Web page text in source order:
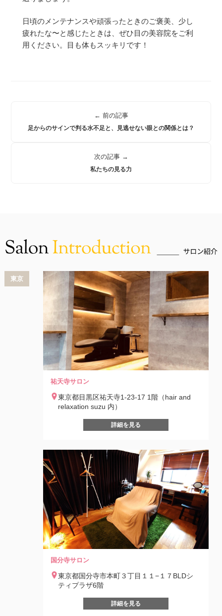
日頃のメンテナンスや頑張ったときのご褒美、少し
疲れたな〜と感じたときは、ぜひ目の美容院をご利
用ください。目も体もスッキリです！
← 前の記事
足からのサインで判る水不足と、見逃せない眼との関係とは？
次の記事 →
私たちの見る力
東京
祐天寺サロン
東京都目黒区祐天寺1-23-17 1階（hair and
relaxation suzu 内）
詳細を見る
国分寺サロン
東京都国分寺市本町３丁目１１−１７BLDシ
ティプラザ6階
詳細を見る